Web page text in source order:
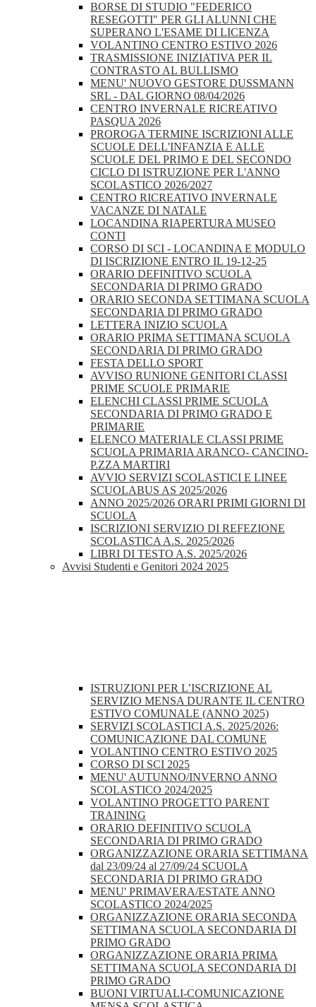
BORSE DI STUDIO "FEDERICO
RESEGOTTI" PER GLI ALUNNI CHE
SUPERANO L'ESAME DI LICENZA
VOLANTINO CENTRO ESTIVO 2026
TRASMISSIONE INIZIATIVA PER IL
CONTRASTO AL BULLISMO
MENU' NUOVO GESTORE DUSSMANN
SRL - DAL GIORNO 08/04/2026
CENTRO INVERNALE RICREATIVO
PASQUA 2026
PROROGA TERMINE ISCRIZIONI ALLE
SCUOLE DELL'INFANZIA E ALLE
SCUOLE DEL PRIMO E DEL SECONDO
CICLO DI ISTRUZIONE PER L'ANNO
SCOLASTICO 2026/2027
CENTRO RICREATIVO INVERNALE
VACANZE DI NATALE
LOCANDINA RIAPERTURA MUSEO
CONTI
CORSO DI SCI - LOCANDINA E MODULO
DI ISCRIZIONE ENTRO IL 19-12-25
ORARIO DEFINITIVO SCUOLA
SECONDARIA DI PRIMO GRADO
ORARIO SECONDA SETTIMANA SCUOLA
SECONDARIA DI PRIMO GRADO
LETTERA INIZIO SCUOLA
ORARIO PRIMA SETTIMANA SCUOLA
SECONDARIA DI PRIMO GRADO
FESTA DELLO SPORT
AVVISO RUNIONE GENITORI CLASSI
PRIME SCUOLE PRIMARIE
ELENCHI CLASSI PRIME SCUOLA
SECONDARIA DI PRIMO GRADO E
PRIMARIE
ELENCO MATERIALE CLASSI PRIME
SCUOLA PRIMARIA ARANCO- CANCINO-
P.ZZA MARTIRI
AVVIO SERVIZI SCOLASTICI E LINEE
SCUOLABUS AS 2025/2026
ANNO 2025/2026 ORARI PRIMI GIORNI DI
SCUOLA
ISCRIZIONI SERVIZIO DI REFEZIONE
SCOLASTICA A.S. 2025/2026
LIBRI DI TESTO A.S. 2025/2026
Avvisi Studenti e Genitori 2024 2025
ISTRUZIONI PER L’ISCRIZIONE AL
SERVIZIO MENSA DURANTE IL CENTRO
ESTIVO COMUNALE (ANNO 2025)
SERVIZI SCOLASTICI A.S. 2025/2026:
COMUNICAZIONE DAL COMUNE
VOLANTINO CENTRO ESTIVO 2025
CORSO DI SCI 2025
MENU' AUTUNNO/INVERNO ANNO
SCOLASTICO 2024/2025
VOLANTINO PROGETTO PARENT
TRAINING
ORARIO DEFINITIVO SCUOLA
SECONDARIA DI PRIMO GRADO
ORGANIZZAZIONE ORARIA SETTIMANA
dal 23/09/24 al 27/09/24 SCUOLA
SECONDARIA DI PRIMO GRADO
MENU' PRIMAVERA/ESTATE ANNO
SCOLASTICO 2024/2025
ORGANIZZAZIONE ORARIA SECONDA
SETTIMANA SCUOLA SECONDARIA DI
PRIMO GRADO
ORGANIZZAZIONE ORARIA PRIMA
SETTIMANA SCUOLA SECONDARIA DI
PRIMO GRADO
BUONI VIRTUALI-COMUNICAZIONE